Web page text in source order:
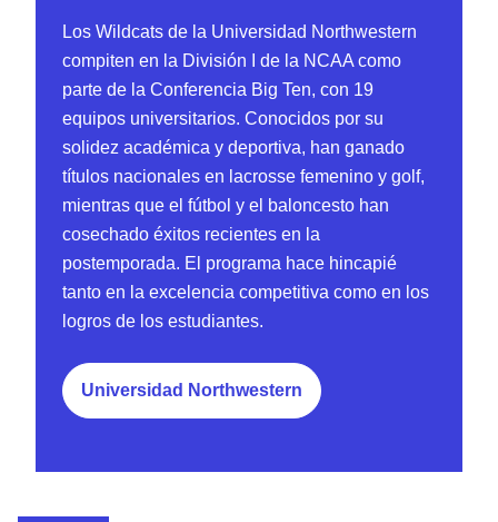
Los Wildcats de la Universidad Northwestern
compiten en la División I de la NCAA como
parte de la Conferencia Big Ten, con 19
equipos universitarios. Conocidos por su
solidez académica y deportiva, han ganado
títulos nacionales en lacrosse femenino y golf,
mientras que el fútbol y el baloncesto han
cosechado éxitos recientes en la
postemporada. El programa hace hincapié
tanto en la excelencia competitiva como en los
logros de los estudiantes.
Universidad Northwestern